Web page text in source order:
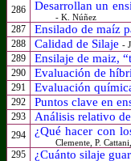
286 Desarrollan un
- K. Núñez
287 Ensilado de maíz
288 Calidad de Silaje -
289 Ensilaje de maiz,
290 Evaluación de
291 Evaluación
292 Puntos clave en
293 Análisis relativo
294 ¿Qué hacer con
Clemente, P.
295 ¿Cuánto silaje